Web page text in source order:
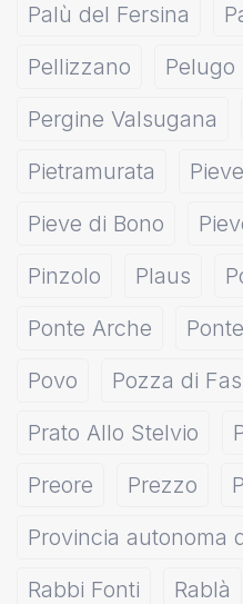
Palù del Fersina
Pellizzano
Pelugo
Pergine Valsugana
Pietramurata
Pieve di Bono
Pinzolo
Plaus
Ponte Arche
Povo
Pozza di
Prato Allo Stelvio
Preore
Prezzo
Provincia autonoma
Rabbi Fonti
Rablà